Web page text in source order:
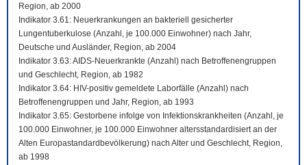
Region, ab 2000
Indikator 3.61: Neuerkrankungen an bakteriell gesicherter
Lungentuberkulose (Anzahl, je 100.000 Einwohner) nach Jahr,
Deutsche und Ausländer, Region, ab 2004
Indikator 3.63: AIDS-Neuerkrankte (Anzahl) nach Betroffenengruppen
und Geschlecht, Region, ab 1982
Indikator 3.64: HIV-positiv gemeldete Laborfälle (Anzahl) nach
Betroffenengruppen und Jahr, Region, ab 1993
Indikator 3.65: Gestorbene infolge von Infektionskrankheiten (Anzahl, je
100.000 Einwohner, je 100.000 Einwohner altersstandardisiert an der
Alten Europastandardbevölkerung) nach Alter und Geschlecht, Region,
ab 1998